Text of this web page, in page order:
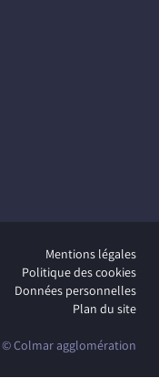
Mentions légales
Politique des cookies
Données personnelles
Plan du site
© Colmar agglomération